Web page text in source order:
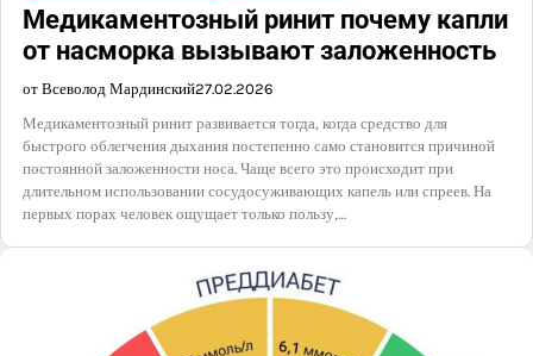
Медикаментозный ринит почему капли
от насморка вызывают заложенность
от Всеволод Мардинский27.02.2026
Медикаментозный ринит развивается тогда, когда средство для
быстрого облегчения дыхания постепенно само становится причиной
постоянной заложенности носа. Чаще всего это происходит при
длительном использовании сосудосуживающих капель или спреев. На
первых порах человек ощущает только пользу,…